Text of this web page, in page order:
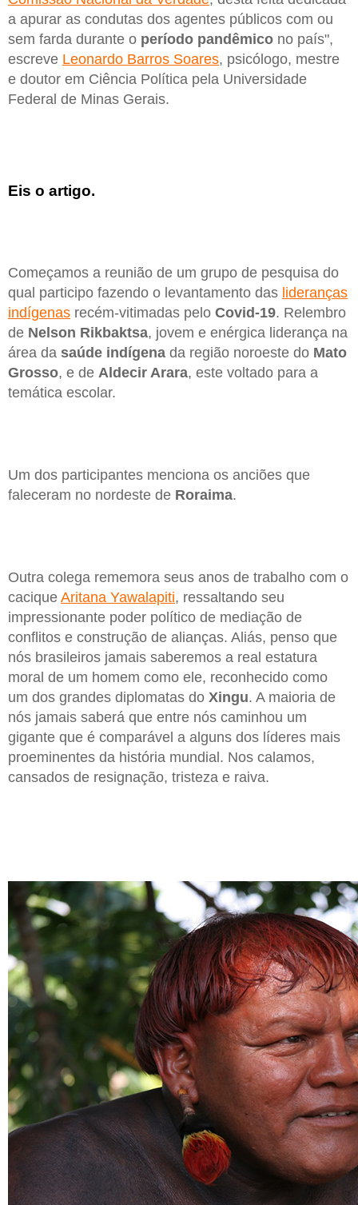
a apurar as condutas dos agentes públicos com ou
sem farda durante o período pandêmico no país",
escreve Leonardo Barros Soares, psicólogo, mestre
e doutor em Ciência Política pela Universidade
Federal de Minas Gerais.
Eis o artigo.
Começamos a reunião de um grupo de pesquisa do
qual participo fazendo o levantamento das lideranças
indígenas recém-vitimadas pelo Covid-19. Relembro
de Nelson Rikbaktsa, jovem e enérgica liderança na
área da saúde indígena da região noroeste do Mato
Grosso, e de Aldecir Arara, este voltado para a
temática escolar.
Um dos participantes menciona os anciões que
faleceram no nordeste de Roraima.
Outra colega rememora seus anos de trabalho com o
cacique Aritana Yawalapiti, ressaltando seu
impressionante poder político de mediação de
conflitos e construção de alianças. Aliás, penso que
nós brasileiros jamais saberemos a real estatura
moral de um homem como ele, reconhecido como
um dos grandes diplomatas do Xingu. A maioria de
nós jamais saberá que entre nós caminhou um
gigante que é comparável a alguns dos líderes mais
proeminentes da história mundial. Nos calamos,
cansados de resignação, tristeza e raiva.